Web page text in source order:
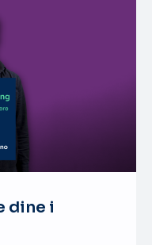
dine i